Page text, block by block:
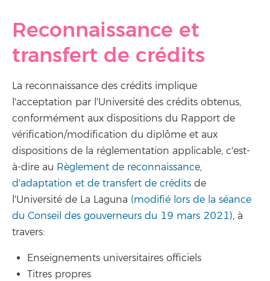
Reconnaissance et
transfert de crédits
La reconnaissance des crédits implique
l'acceptation par l'Université des crédits obtenus,
conformément aux dispositions du Rapport de
vérification/modification du diplôme et aux
dispositions de la réglementation applicable, c'est-
à-dire au Règlement de reconnaissance,
d'adaptation et de transfert de crédits de
l'Université de La Laguna (modifié lors de la séance
du Conseil des gouverneurs du 19 mars 2021), à
travers:
Enseignements universitaires officiels
Titres propres